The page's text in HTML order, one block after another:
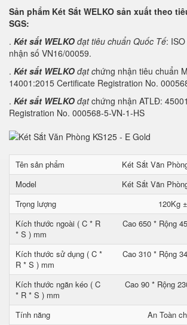
Sản phẩm Két Sắt WELKO sản xuất theo
SGS:
. Két sắt WELKO đạt tiêu chuẩn Quốc Tế:
nhận số VN16/00059.
. Két sắt WELKO đạt chứng nhận tiêu chuẩn
14001:2015 Certificate Registration No.
. Két sắt WELKO đạtchứng nhận ATLĐ:
Registration No. 000568-5-VN-1-HS
Tên sản phẩm
Két Sắt Văn
Model
Két Sắt Văn
Trọng lượng
120Kg
Kích thước ngoài ( C * R
* S ) mm
Cao 650 * Rộng
Kích thước sử dụng ( C *
R * S ) mm
Cao 310 * Rộng
Kích thước ngăn kéo ( C
* R * S ) mm
Cao 90 * Rộng
Tính năng An Toàn